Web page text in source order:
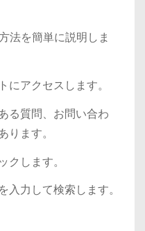
法を簡単に説明しま
アクセスします。
る質問、お問い合わ
ます。
します。
入力して検索します。